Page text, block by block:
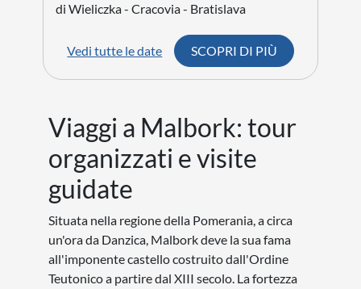
di Wieliczka - Cracovia - Bratislava
Vedi tutte le date SCOPRI DI PIÙ
Viaggi a Malbork: tour
organizzati e visite
guidate
Situata nella regione della Pomerania, a circa
un'ora da Danzica, Malbork deve la sua fama
all'imponente castello costruito dall'Ordine
Teutonico a partire dal XIII secolo. La fortezza